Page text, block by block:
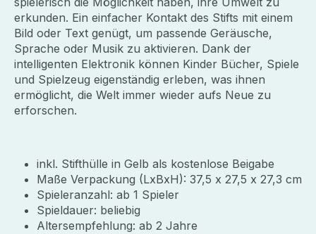
erkunden. Ein einfacher Kontakt des Stifts mit einem
Bild oder Text genügt, um passende Geräusche,
Sprache oder Musik zu aktivieren. Dank der
intelligenten Elektronik können Kinder Bücher, Spiele
und Spielzeug eigenständig erleben, was ihnen
ermöglicht, die Welt immer wieder aufs Neue zu
erforschen.
inkl. Stifthülle in Gelb als kostenlose Beigabe
Maße Verpackung (LxBxH): 37,5 x 27,5 x 27,3 cm
Spieleranzahl: ab 1 Spieler
Spieldauer: beliebig
Altersempfehlung: ab 2 Jahre